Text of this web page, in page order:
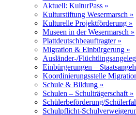
Aktuell: KulturPass »
Kulturstiftung Wesermarsch »
Kulturelle Projektförderung »
Museen in der Wesermarsch »
Plattdeutschbeauftragter »
Migration & Einbürgerung »
Ausländer-/
Einbürgerungen –
Koordinierungsstelle
Schule & Bildung »
Schulen – Schulträgerschaft »
Schülerbeförderung/
Schulpflicht-